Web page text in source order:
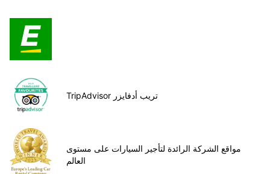
TripAdvisor تريب أدفايزر
مواقع الشركة الرائدة لتأجير السيارات على مستوى
العالم